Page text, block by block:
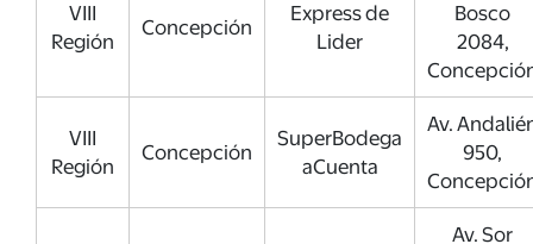
VIII
Región
Concepción
Express de
Lider
Bosco
2084,
VIII
Región
Concepción
SuperBodega
aCuenta
Av.
950,
Av. Sor